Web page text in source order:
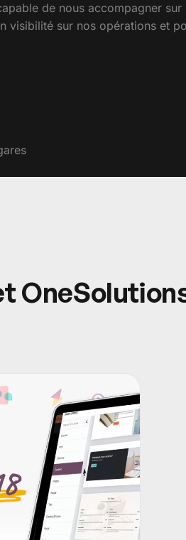
de nous accompagner
visibilité sur nos opérations et